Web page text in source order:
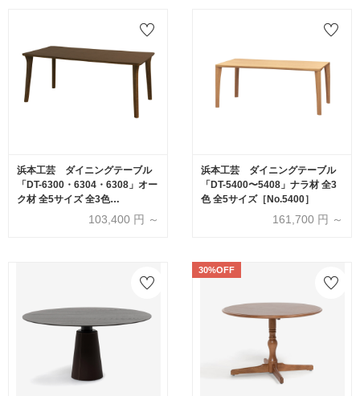
浜本工芸 ダイニングテーブル
「DT-6300・6304・6308」オー
ク材 全5サイズ 全3色
103,400 円 ～
浜本工芸 ダイニングテーブル
「DT-5400〜5408」ナラ材 全3
色 全5サイズ［No.5400］
161,700 円 ～
30%OFF